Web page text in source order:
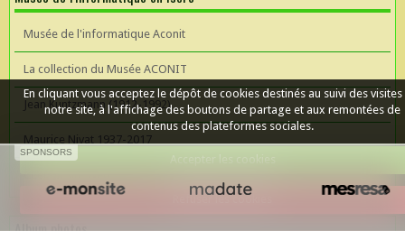
Musée de l'informatique Aconit
La collection du Musée ACONIT
Jean Kuntzmann (1912-1992)
Maurice Nivat 1937-2017
SPONSORS
En cliquant vous acceptez le dépôt de cookies destinés au suivi des visites
notre site, à l'affichage des boutons de partage et aux remontées de
contenus des plateformes sociales.
Refuser les cookies